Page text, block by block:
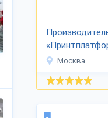
Москва